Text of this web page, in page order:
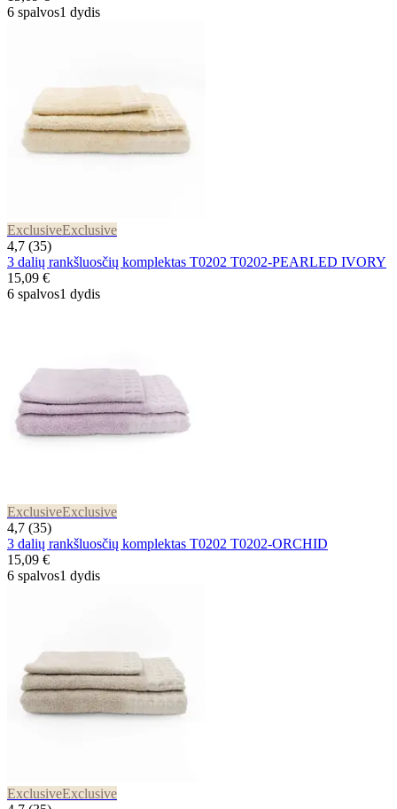
6 spalvos1 dydis
ExclusiveExclusive
4,7 (35)
3 dalių rankšluosčių komplektas T0202 T0202-PEARLED IVORY
15,09 €
6 spalvos1 dydis
ExclusiveExclusive
4,7 (35)
3 dalių rankšluosčių komplektas T0202 T0202-ORCHID
15,09 €
6 spalvos1 dydis
ExclusiveExclusive